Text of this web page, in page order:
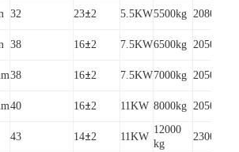
32 23±2 5.5KW5500kg 2080
38 16±2 7.5KW6500kg 2050
38 16±2 7.5KW7000kg 2050
40 16±2 11KW 8000kg 2050
43 14±2 11KW
12000
kg
2300